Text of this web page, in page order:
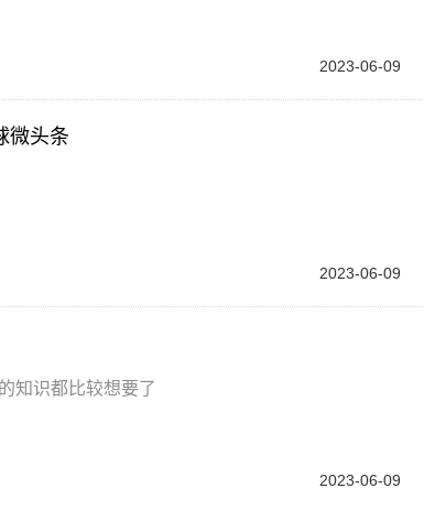
2023-06-09
微头条
2023-06-09
知识都比较想要了
2023-06-09